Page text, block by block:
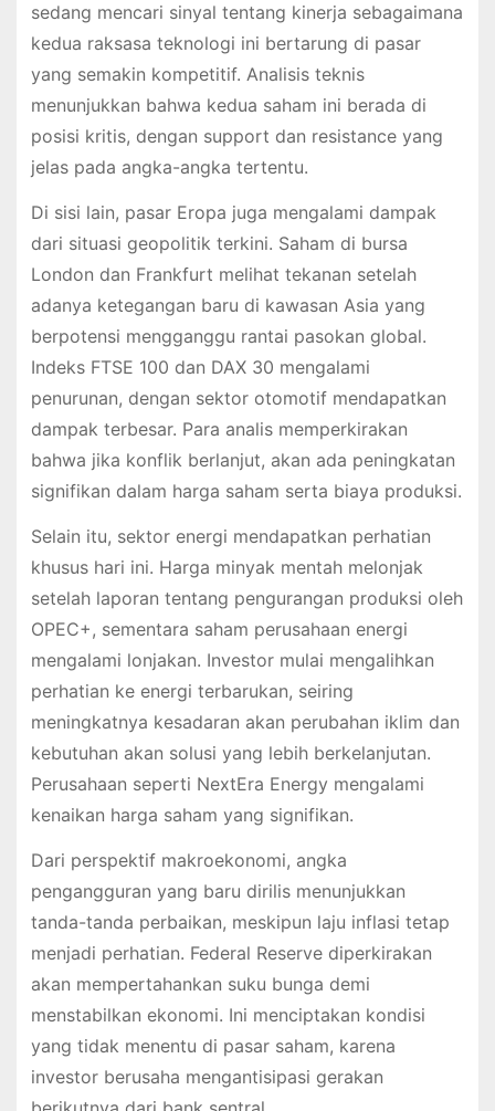
sedang mencari sinyal tentang kinerja sebagaimana
kedua raksasa teknologi ini bertarung di pasar
yang semakin kompetitif. Analisis teknis
menunjukkan bahwa kedua saham ini berada di
posisi kritis, dengan support dan resistance yang
jelas pada angka-angka tertentu.
Di sisi lain, pasar Eropa juga mengalami dampak
dari situasi geopolitik terkini. Saham di bursa
London dan Frankfurt melihat tekanan setelah
adanya ketegangan baru di kawasan Asia yang
berpotensi mengganggu rantai pasokan global.
Indeks FTSE 100 dan DAX 30 mengalami
penurunan, dengan sektor otomotif mendapatkan
dampak terbesar. Para analis memperkirakan
bahwa jika konflik berlanjut, akan ada peningkatan
signifikan dalam harga saham serta biaya produksi.
Selain itu, sektor energi mendapatkan perhatian
khusus hari ini. Harga minyak mentah melonjak
setelah laporan tentang pengurangan produksi oleh
OPEC+, sementara saham perusahaan energi
mengalami lonjakan. Investor mulai mengalihkan
perhatian ke energi terbarukan, seiring
meningkatnya kesadaran akan perubahan iklim dan
kebutuhan akan solusi yang lebih berkelanjutan.
Perusahaan seperti NextEra Energy mengalami
kenaikan harga saham yang signifikan.
Dari perspektif makroekonomi, angka
pengangguran yang baru dirilis menunjukkan
tanda-tanda perbaikan, meskipun laju inflasi tetap
menjadi perhatian. Federal Reserve diperkirakan
akan mempertahankan suku bunga demi
menstabilkan ekonomi. Ini menciptakan kondisi
yang tidak menentu di pasar saham, karena
investor berusaha mengantisipasi gerakan